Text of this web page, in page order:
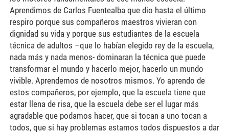
Aprendimos de Carlos Fuentealba que dio hasta el último
respiro porque sus compañeros maestros vivieran con
dignidad su vida y porque sus estudiantes de la escuela
técnica de adultos –que lo habían elegido rey de la escuela,
nada más y nada menos- dominaran la técnica que puede
transformar el mundo y hacerlo mejor, hacerlo un mundo
vivible. Aprendemos de nosotros mismos. Yo aprendo de
estos compañeros, por ejemplo, que la escuela tiene que
estar llena de risa, que la escuela debe ser el lugar más
agradable que podamos hacer, que si tocan a uno tocan a
todos, que si hay problemas estamos todos dispuestos a dar